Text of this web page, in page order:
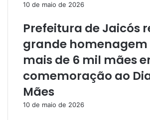
10 de maio de 2026
Prefeitura de Jaicós
grande
mais de 6 mil mães
comemoração ao
Mães
10 de maio de 2026